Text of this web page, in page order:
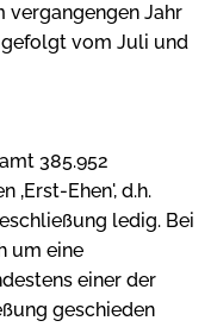
vergangengen Jahr
vom Juli und
385.952
‚Erst-Ehen', d.h.
ledig. Bei
um eine
einer der
geschieden